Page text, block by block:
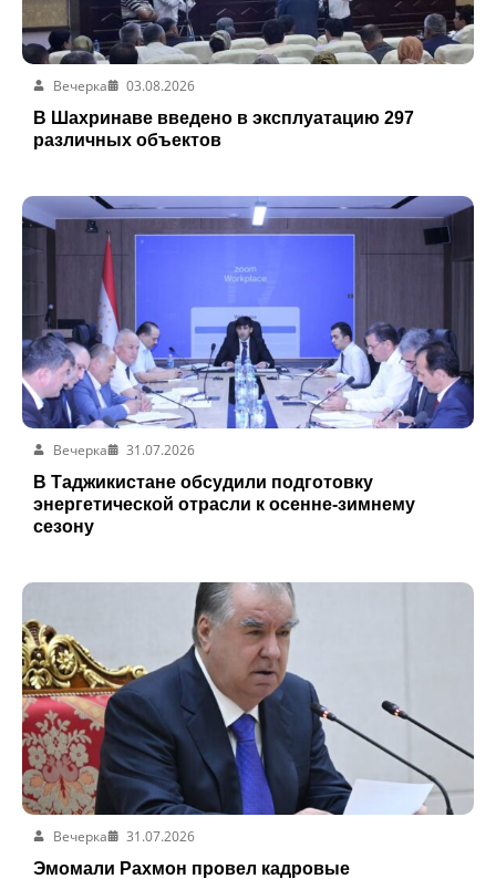
Вечерка
03.08.2026
В Шахринаве введено в эксплуатацию 297
различных объектов
Вечерка
31.07.2026
В Таджикистане обсудили подготовку
энергетической отрасли к осенне-зимнему
сезону
Вечерка
31.07.2026
Эмомали Рахмон провел кадровые